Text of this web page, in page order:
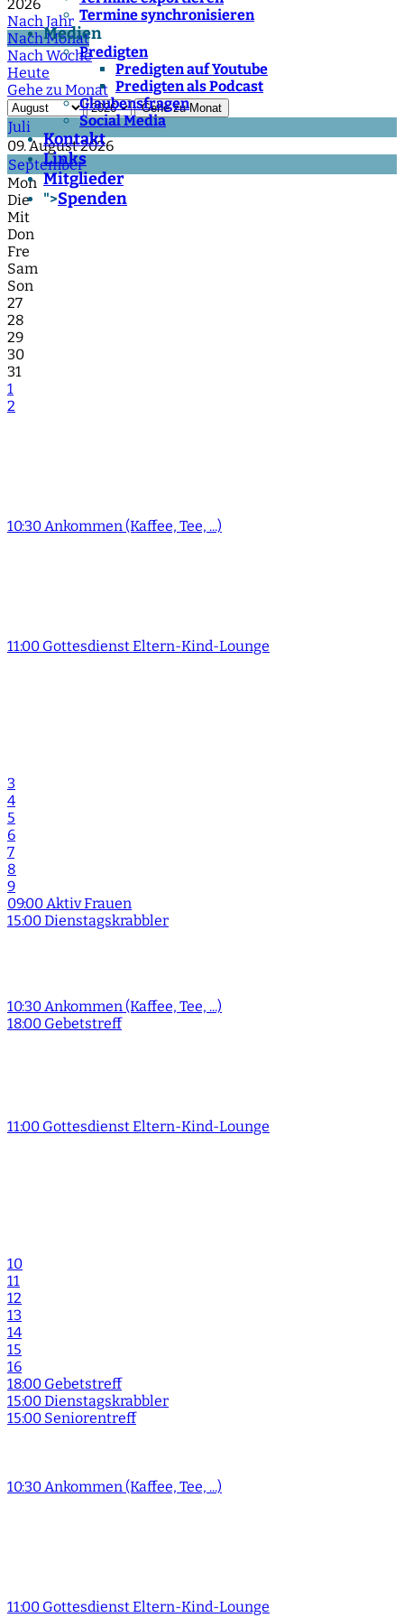
Termine synchronisieren
Medien
Predigten
Predigten auf Youtube
Predigten als Podcast
Glaubensfragen
Social Media
Kontakt
Links
Mitglieder
">Spenden
2026
Nach Jahr
Nach Monat
Nach Woche
Heute
Gehe zu Monat
Gehe zu Monat
Juli
09. August 2026
September
Mon
Die
Mit
Don
Fre
Sam
Son
27
28
29
30
31
1
2
10:30 Ankommen (Kaffee, Tee, ...)
11:00 Gottesdienst Eltern-Kind-Lounge
3
4
5
6
7
8
9
09:00 Aktiv Frauen
15:00 Dienstagskrabbler
10:30 Ankommen (Kaffee, Tee, ...)
18:00 Gebetstreff
11:00 Gottesdienst Eltern-Kind-Lounge
10
11
12
13
14
15
16
18:00 Gebetstreff
15:00 Dienstagskrabbler
15:00 Seniorentreff
10:30 Ankommen (Kaffee, Tee, ...)
11:00 Gottesdienst Eltern-Kind-Lounge